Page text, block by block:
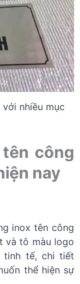
nhiều mục
công
nay
inox tên công
và tô màu logo
tinh tế, chi tiết
thể hiện sự